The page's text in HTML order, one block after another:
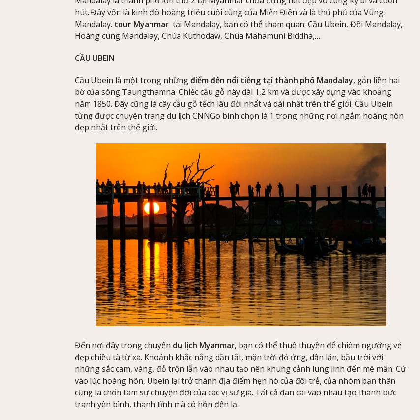
hút. Đây vốn là kinh đô hoàng triều cuối cùng của Miến Điện và là thủ phủ của Vùng
Mandalay. tour Myanmar tại Mandalay, bạn có thể tham quan: Cầu Ubein, Đồi Mandalay,
Hoàng cung Mandalay, Chùa Kuthodaw, Chùa Mahamuni Biddha,…
CẦU UBEIN
Cầu Ubein là một trong nhữngđiểm đến nổi tiếng tại thành phố Mandalay, gắn liền hai
bờ của sông Taungthamna. Chiếc cầu gỗ này dài 1,2 km và được xây dựng vào khoảng
năm 1850. Đây cũng là cây cầu gỗ tếch lâu đời nhất và dài nhất trên thế giới. Cầu Ubein
từng được chuyên trang du lịch CNNGo bình chọn là 1 trong những nơi ngắm hoàng hôn
đẹp nhất trên thế giới.
Đến nơi đây trong chuyến du lịch Myanmar, bạn có thể thuê thuyền để chiêm ngưỡng vẻ
đẹp chiều tà từ xa. Khoảnh khắc nắng dần tắt, mặn trời đỏ ửng, dần lặn, bầu trời với
những sắc cam, vàng, đỏ trộn lẫn vào nhau tạo nên khung cảnh lung linh đến mê mẩn. Cứ
vào lúc hoàng hôn, Ubein lại trở thành địa điểm hẹn hò của đôi trẻ, của nhóm bạn thân
cũng là chốn tâm sự chuyện đời của các vị sư già. Tất cả đan cài vào nhau tạo thành bức
tranh yên bình, thanh tĩnh mà có hồn đến lạ.